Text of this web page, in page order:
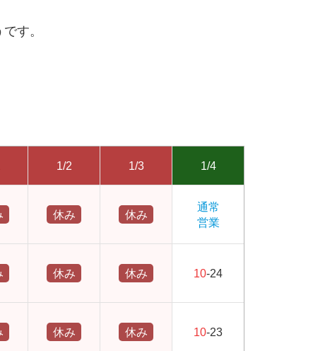
す。
1/2 1/3 1/4
休み 休み
通常
営業
休み 休み 10-24
休み 休み 10-23